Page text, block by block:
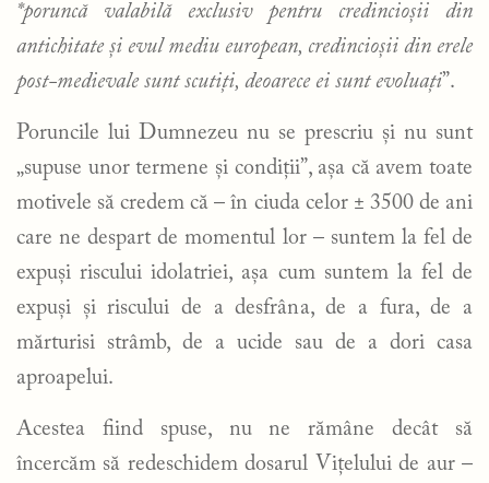
*poruncă valabilă exclusiv pentru credincioșii din
antichitate și evul mediu european, credincioșii din erele
post-medievale sunt scutiți, deoarece ei sunt evoluați”.
Poruncile lui Dumnezeu nu se prescriu și nu sunt
„supuse unor termene și condiții”, așa că avem toate
motivele să credem că – în ciuda celor ± 3500 de ani
care ne despart de momentul lor – suntem la fel de
expuși riscului idolatriei, așa cum suntem la fel de
expuși și riscului de a desfrâna, de a fura, de a
mărturisi strâmb, de a ucide sau de a dori casa
aproapelui.
Acestea fiind spuse, nu ne rămâne decât să
încercăm să redeschidem dosarul Vițelului de aur –